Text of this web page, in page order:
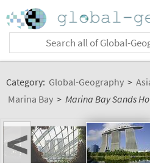
Category: Global-Geography >
Marina Bay > Marina Bay Sands
<